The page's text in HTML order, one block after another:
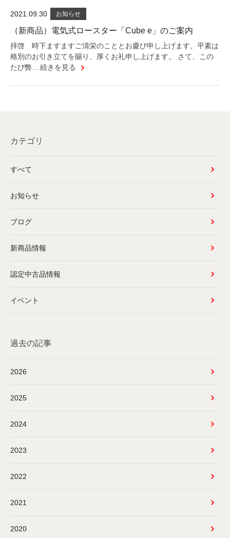
2021.09.30 お知らせ
（新商品）電気式ロースター「Cube e」のご案内
拝啓 時下ますますご清栄のこととお慶び申し上げます。平素は
格別のお引き立てを賜り、厚くお礼申し上げます。 さて、この
たび弊…
続きを見る
カテゴリ
すべて
お知らせ
ブログ
新商品情報
認定中古品情報
イベント
過去の記事
2026
2025
2024
2023
2022
2021
2020